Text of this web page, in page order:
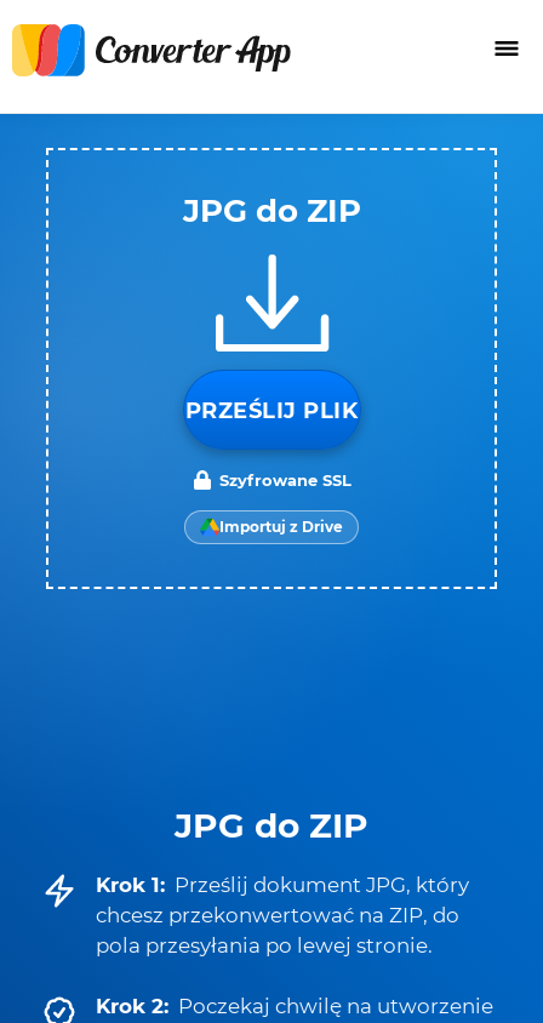
JPG do ZIP
Krok 1: Prześlij dokument JPG, który
chcesz przekonwertować na ZIP, do
pola przesyłania po lewej stronie.
Krok 2: Poczekaj chwilę na utworzenie
JPG do ZIP
PRZEŚLIJ PLIK
Szyfrowane SSL
Importuj z Drive